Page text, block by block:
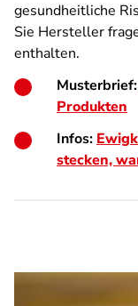
gesundheitliche
Sie Hersteller
enthalten.
Musterbrief:
Produkten
Infos:
stecken,